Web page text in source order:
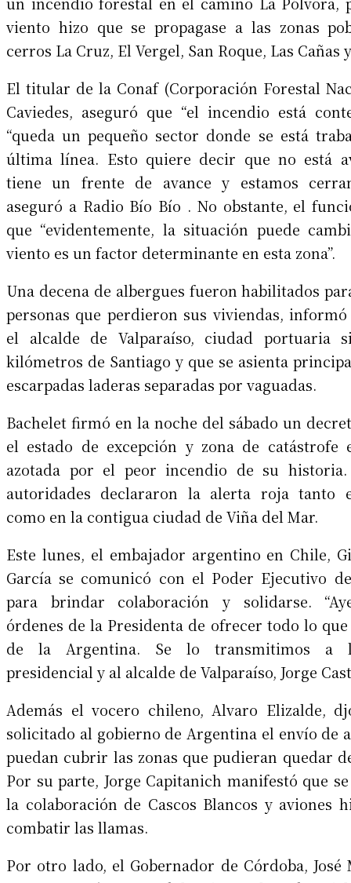
viento hizo que se propagase a las zonas
cerros La Cruz, El Vergel, San Roque, Las Cañas
El titular de la Conaf (Corporación Forestal
Caviedes, aseguró que “el incendio está
“queda un pequeño sector donde se está
última línea. Esto quiere decir que no está
tiene un frente de avance y estamos
aseguró a Radio Bío Bío . No obstante, el
que “evidentemente, la situación puede
viento es un factor determinante en esta zona”.
Una decena de albergues fueron habilitados
personas que perdieron sus viviendas, informó
el alcalde de Valparaíso, ciudad portuaria
kilómetros de Santiago y que se asienta
escarpadas laderas separadas por vaguadas.
Bachelet firmó en la noche del sábado un
el estado de excepción y zona de catástrofe
azotada por el peor incendio de su historia.
autoridades declararon la alerta roja tanto
como en la contigua ciudad de Viña del Mar.
Este lunes, el embajador argentino en Chile,
García se comunicó con el Poder Ejecutivo
para brindar colaboración y solidarse.
órdenes de la Presidenta de ofrecer todo lo
de la Argentina. Se lo transmitimos a
presidencial y al alcalde de Valparaíso, Jorge
Además el vocero chileno, Alvaro Elizalde,
solicitado al gobierno de Argentina el envío de
puedan cubrir las zonas que pudieran quedar
Por su parte, Jorge Capitanich manifestó que
la colaboración de Cascos Blancos y aviones
combatir las llamas.
Por otro lado, el Gobernador de Córdoba, José